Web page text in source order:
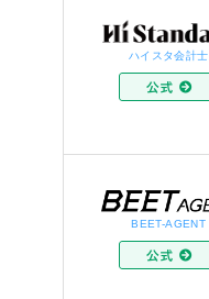
ハイスタ会計士
BEET-AGENT